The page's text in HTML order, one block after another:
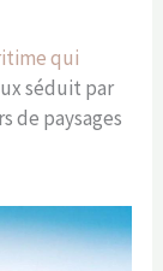
qui
séduit par
de paysages